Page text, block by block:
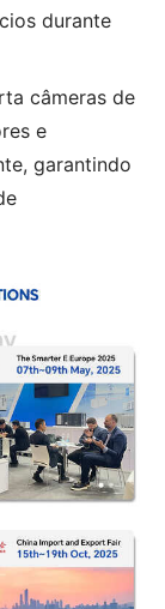
durante
câmeras de
e
garantindo